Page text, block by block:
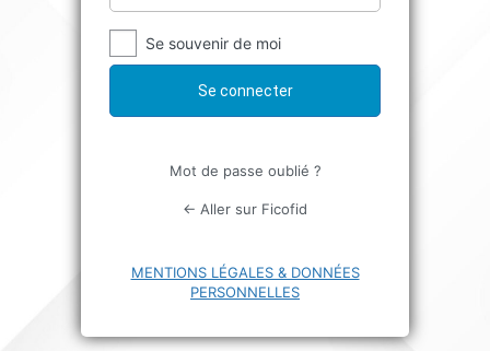
Se souvenir de moi
Mot de passe oublié ?
← Aller sur Ficofid
MENTIONS LÉGALES & DONNÉES
PERSONNELLES